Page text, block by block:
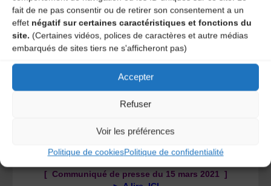
fait de ne pas consentir ou de retirer son consentement a un
effet négatif sur certaines caractéristiques et fonctions du
site. (Certaines vidéos, polices de caractères et autre médias
embarqués de sites tiers ne s'afficheront pas)
Accepter
Refuser
Voir les préférences
Politique de cookiesPolitique de confidentialité
Pour suivre le mouvement Culture en Danger 63 :
[ Vidéode l’Occupation de la Comédie de Clermont-
Ferrand ]
[ Communiqué de presse du 15 mars 2021 ]